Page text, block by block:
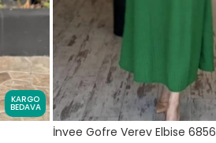
KARGO
BEDAVA
İnvee Gofre Verev Elbise 6856